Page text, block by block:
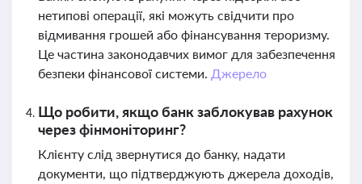
нетипові операції, які можуть свідчити про
відмивання грошей або фінансування тероризму.
Це частина законодавчих вимог для забезпечення
безпеки фінансової системи. Джерело
Що робити, якщо банк заблокував рахунок
через фінмоніторинг?
Клієнту слід звернутися до банку, надати
документи, що підтверджують джерела доходів,